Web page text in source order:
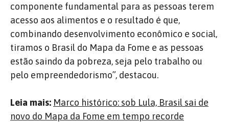
componente fundamental para as pessoas terem
acesso aos alimentos e o resultado é que,
combinando desenvolvimento econômico e social,
tiramos o Brasil do Mapa da Fome e as pessoas
estão saindo da pobreza, seja pelo trabalho ou
pelo empreendedorismo”, destacou.
Leia mais: Marco histórico: sob Lula, Brasil sai de
novo do Mapa da Fome em tempo recorde